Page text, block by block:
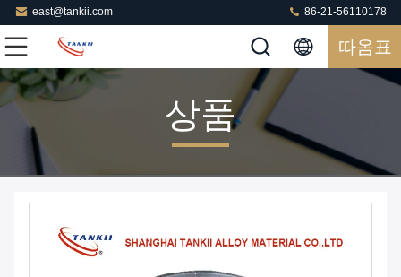
east@tankii.com 86-21-56110178
따옴표
상품